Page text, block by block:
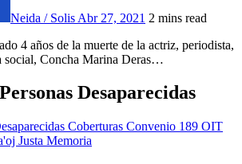
Neida / Solis Abr 27, 2021 2 mins read
social, Concha Marina Deras…
Desaparecidas
Coberturas Convenio 189 OIT
Justa Memoria